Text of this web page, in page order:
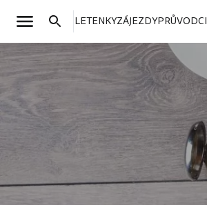
LETENKYZÁJEZDYPRŮVODCI